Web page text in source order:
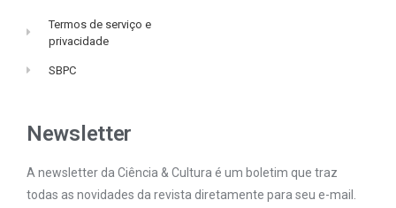
Termos de serviço e
privacidade
SBPC
Newsletter
A newsletter da Ciência & Cultura é um boletim que traz
todas as novidades da revista diretamente para seu e-mail.